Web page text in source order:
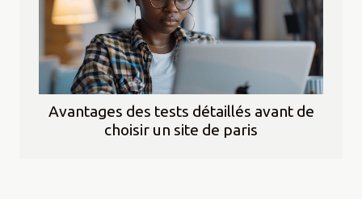
Avantages des tests détaillés avant de
choisir un site de paris